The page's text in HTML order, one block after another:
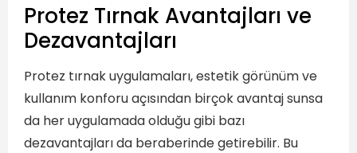
Protez Tırnak Avantajları ve
Dezavantajları
Protez tırnak uygulamaları, estetik görünüm ve
kullanım konforu açısından birçok avantaj sunsa
da her uygulamada olduğu gibi bazı
dezavantajları da beraberinde getirebilir. Bu